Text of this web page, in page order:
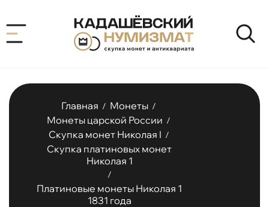
Главная / Монеты /
Монеты царской России /
Скупка монет Николая I /
Скупка платиновых монет
Николая 1
/
Платиновые монеты Николая 1
1831 года